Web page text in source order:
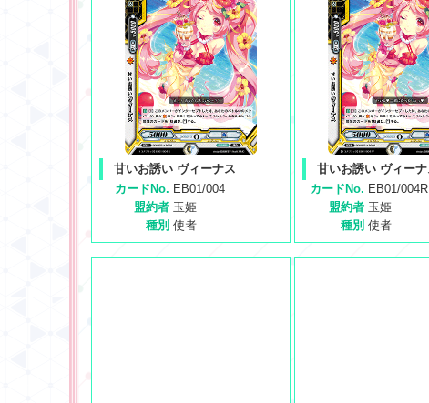
甘いお誘い ヴィーナス
カードNo. EB01/004
盟約者 玉姫
種別 使者
甘いお誘い ヴィーナ
カードNo. EB01/
盟約者 玉姫
種別 使者